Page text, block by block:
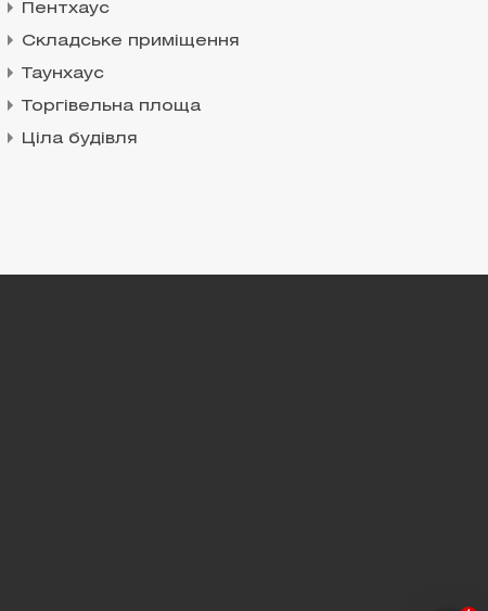
Пентхаус
Складське приміщення
Таунхаус
Торгівельна площа
Ціла будівля